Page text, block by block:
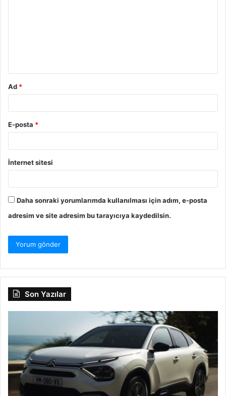
Ad *
E-posta *
İnternet sitesi
Daha sonraki yorumlarımda kullanılması için adım, e-posta
adresim ve site adresim bu tarayıcıya kaydedilsin.
Son Yazılar